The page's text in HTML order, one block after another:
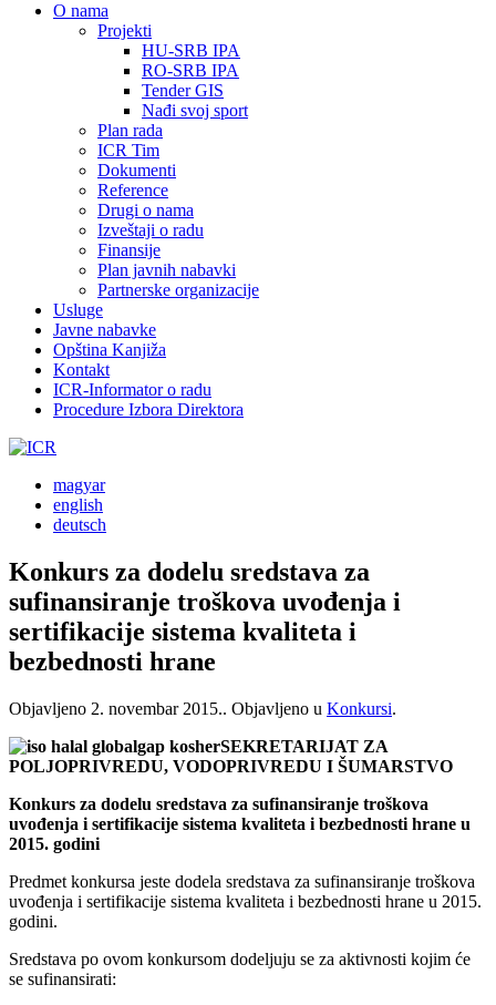
О nama
Projekti
HU-SRB IPA
RO-SRB IPA
Tender GIS
Nađi svoj sport
Plan rada
ICR Tim
Dokumenti
Reference
Drugi o nama
Izveštaji o radu
Finansije
Plan javnih nabavki
Partnerske organizacije
Usluge
Javne nabavke
Opština Kanjiža
Kontakt
ICR-Informator o radu
Procedure Izbora Direktora
magyar
english
deutsch
Konkurs za dodelu sredstava za
sufinansiranje troškova uvođenja i
sertifikacije sistema kvaliteta i
bezbednosti hrane
Objavljeno 2. novembar 2015.. Objavljeno u Konkursi.
SEKRETARIJAT ZA
POLJOPRIVREDU, VODOPRIVREDU I ŠUMARSTVO
Konkurs za dodelu sredstava za sufinansiranje troškova
uvođenja i sertifikacije sistema kvaliteta i bezbednosti hrane u
2015. godini
Predmet konkursa jeste dodela sredstava za sufinansiranje troškova
uvođenja i sertifikacije sistema kvaliteta i bezbednosti hrane u 2015.
godini.
Sredstava po ovom konkursom dodeljuju se za aktivnosti kojim će
se sufinansirati: